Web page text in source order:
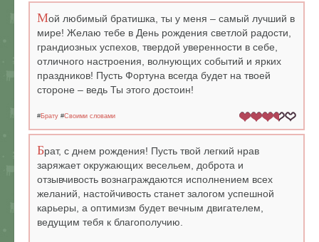
Мой любимый братишка, ты у меня – самый лучший в
мире! Желаю тебе в День рождения светлой радости,
грандиозных успехов, твердой уверенности в себе,
отличного настроения, волнующих событий и ярких
праздников! Пусть Фортуна всегда будет на твоей
стороне – ведь Ты этого достоин!
#Брату #Своими словами
Брат, с днем рождения! Пусть твой легкий нрав
заряжает окружающих весельем, доброта и
отзывчивость вознаграждаются исполнением всех
желаний, настойчивость станет залогом успешной
карьеры, а оптимизм будет вечным двигателем,
ведущим тебя к благополучию.